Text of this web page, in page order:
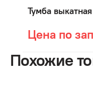
Тумба
Цена по
Похожие